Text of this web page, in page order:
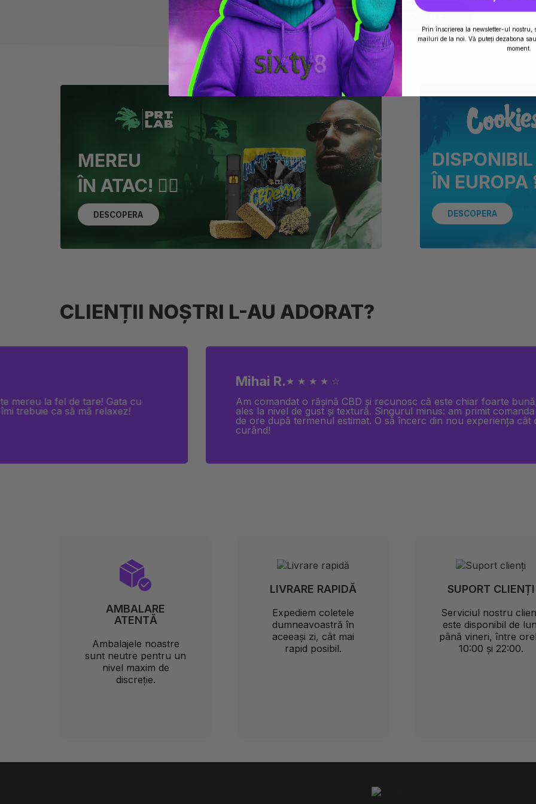
TOATE PRODUSELE
MEREU
ÎN ATAC! 🏴‍☠️
DESCOPERA
DISPONIBIL
ÎN EUROPA
DESCOPERA
CLIENȚII NOȘTRI L-AU ADORAT?
că este chiar foarte bună, mai
am primit comanda cu 24
Elena L.★ ★ ★ ★ ★
Comandă bine protejată, livrată rapid și produse de top. Puteți
cu ochii închiși!!!
AMBALARE
ATENTĂ
Ambalajele noastre
sunt neutre pentru un
nivel maxim de
discreție.
LIVRARE RAPIDĂ
Expediem coletele
dumneavoastră în
aceeași zi, cât mai
rapid posibil.
SUPORT CLIENȚI
Serviciul nostru
este disponibil de
până vineri, între
10:00 și 22:00.
Prin înscrierea la newsletter-ul nostru,
mailuri de la noi. Vă puteți dezabona
moment.